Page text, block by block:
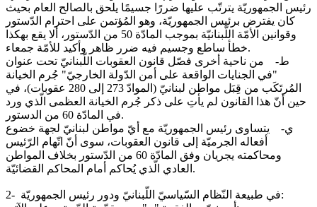
رئيس الجمهوريّة يترتّب عليها ضررًا جسيمًا يلحق بالصالح العام بحيث
كان يفترض برئيس الجمهوريّة، وهو المُؤتمن على احترام الدّستور
وقوانين الأمّة اللّبنانيّة بموجب المادّة 50 من الدّستور، ألا يقع بهكذا
خطأ ساطع وجسيم فيه ضرر ظاهر وأكيد للأمّة جمعاء.
‌ط- من ناحية أخرى فصّل قانون العقوبات اللّبنانيّ تحت عنوان
"في الجنايات الواقعة على أمن الدّولة الخارجيّ" جُرم الخيانة
المُرتَكَب من قِبَل مواطن لبنانيّ (الموادّ 273 إلى 280 عقوبات)، في
حين أنّ هذا القانون لم يأتِ على ذكر جُرم الخيانة العظمى الّذي ورد
في المادّة 60 من الدستور.
‌ي- يتساوى رئيس الجمهوريّة مع أيّ مواطن لبنانيّ لجهة خضوع
أفعاله الجرميّة إلى قانون العقوبات، سوى أنّ اتّهام الرّئيس
ومحاكمته يجريان وفق المادّة 60 من الدّستور بخلاف المواطن
العادي الّذي يُحاكم أمام المحاكم القضائيّة.
2- في طبيعة النّظام السّياسيّ اللّبنانيّ ودور رئيس الجمهوريّة: